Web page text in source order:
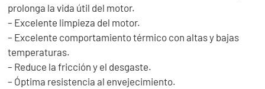
prolonga la vida útil del motor.
– Excelente limpieza del motor.
– Excelente comportamiento térmico con altas y bajas
temperaturas.
– Reduce la fricción y el desgaste.
– Óptima resistencia al envejecimiento.